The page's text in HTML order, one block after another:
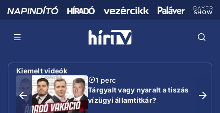
Kiemelt videók
1 perc
Tárgyalt vagy nyaralt a tiszás
vízügyi államtitkár?